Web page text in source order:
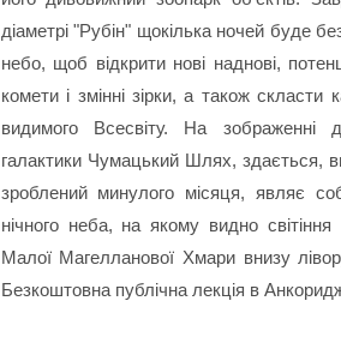
діаметрі "Рубін" щокілька ночей буде
небо, щоб відкрити нові наднові,
комети і змінні зірки, а також
видимого Всесвіту. На зображенні
галактики Чумацький Шлях, здається,
зроблений минулого місяця, являє
нічного неба, на якому видно світіння
Малої Магелланової Хмари внизу
Безкоштовна публічна лекція в